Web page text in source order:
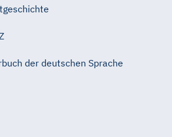
der deutschen Sprache